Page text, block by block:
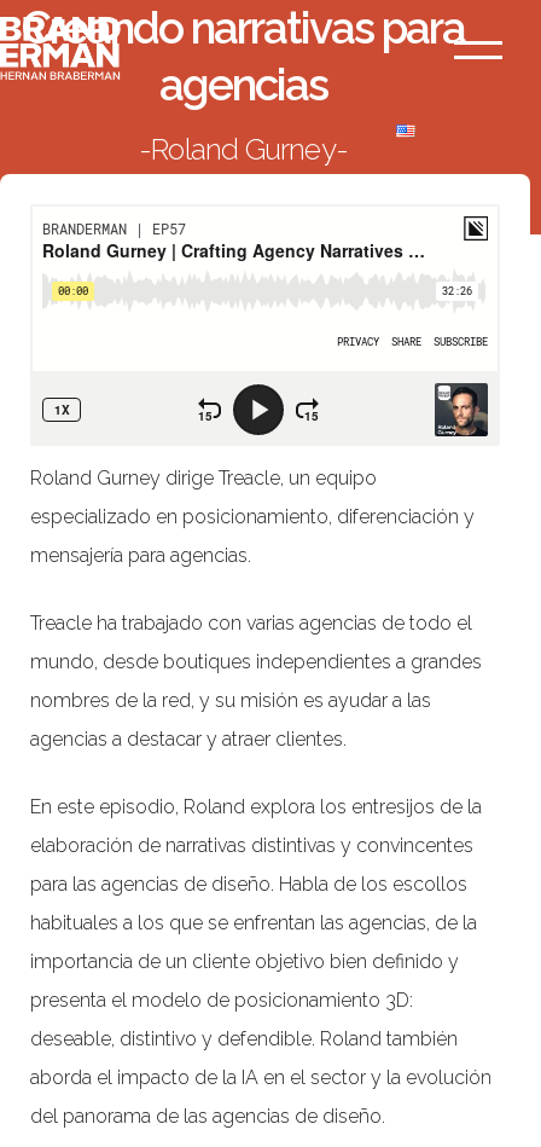
Ir
al
Branderman
Menú
Creando narrativas para
agencias
Roland Gurney
Roland Gurney dirige Treacle, un equipo
especializado en posicionamiento, diferenciación y
mensajería para agencias.
Treacle ha trabajado con varias agencias de todo el
mundo, desde boutiques independientes a grandes
nombres de la red, y su misión es ayudar a las
agencias a destacar y atraer clientes.
En este episodio, Roland explora los entresijos de la
elaboración de narrativas distintivas y convincentes
para las agencias de diseño. Habla de los escollos
habituales a los que se enfrentan las agencias, de la
importancia de un cliente objetivo bien definido y
presenta el modelo de posicionamiento 3D:
deseable, distintivo y defendible. Roland también
aborda el impacto de la IA en el sector y la evolución
del panorama de las agencias de diseño.